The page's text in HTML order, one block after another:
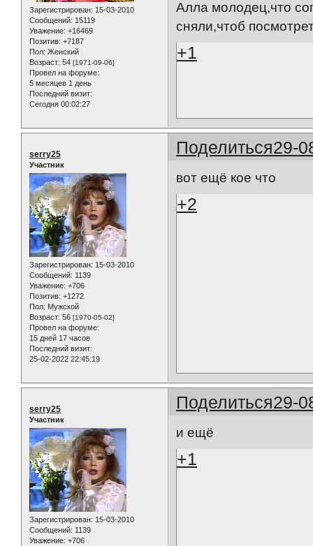
Зарегистрирован: 15-03-2010
Сообщений: 15119
Уважение: +16469
Позитив: +7187
Пол: Женский
Возраст: 54 [1971-09-06]
Провел на форуме:
5 месяцев 1 день
Последний визит:
Сегодня 00:02:27
Алла молодец,что
сняли,чтоб
+1
Поделиться29-
serry25
Участник
Зарегистрирован: 15-03-2010
Сообщений: 1139
Уважение: +706
Позитив: +1272
Пол: Мужской
Возраст: 56 [1970-05-02]
Провел на форуме:
15 дней 17 часов
Последний визит:
25-02-2022 22:45:19
вот ещё кое что
+2
Поделиться29-
serry25
Участник
Зарегистрирован: 15-03-2010
Сообщений: 1139
Уважение: +706
и ещё
+1